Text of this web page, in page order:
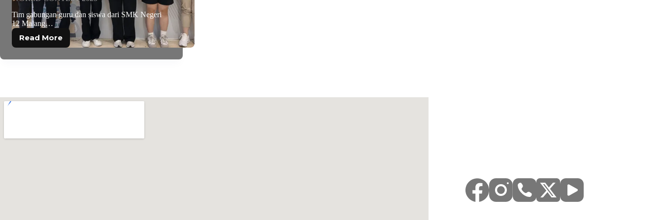
Tim gabungan guru dan siswa dari SMK Negeri
12 Malang…
Read More